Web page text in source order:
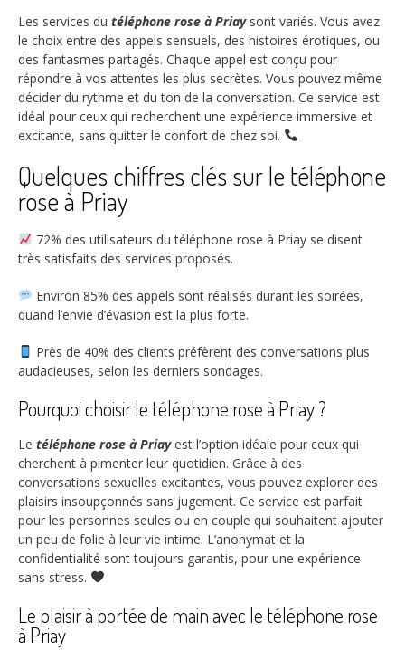
Les services du téléphone rose à Priaysont variés. Vous avez
le choix entre des appels sensuels, des histoires érotiques, ou
des fantasmes partagés. Chaque appel est conçu pour
répondre à vos attentes les plus secrètes. Vous pouvez même
décider du rythme et du ton de la conversation. Ce service est
idéal pour ceux qui recherchent une expérience immersive et
excitante, sans quitter le confort de chez soi.
Quelques chiffres clés sur le téléphone
rose à Priay
72% des utilisateurs du téléphone rose à Priay se disent
très satisfaits des services proposés.
Environ 85% des appels sont réalisés durant les soirées,
quand l’envie d’évasion est la plus forte.
Près de 40% des clients préfèrent des conversations plus
audacieuses, selon les derniers sondages.
Pourquoi choisir le téléphone rose à Priay ?
Le téléphone rose à Priayest l’option idéale pour ceux qui
cherchent à pimenter leur quotidien. Grâce à des
conversations sexuelles excitantes, vous pouvez explorer des
plaisirs insoupçonnés sans jugement. Ce service est parfait
pour les personnes seules ou en couple qui souhaitent ajouter
un peu de folie à leur vie intime. L’anonymat et la
confidentialité sont toujours garantis, pour une expérience
sans stress.
Le plaisir à portée de main avec le téléphone rose
à Priay